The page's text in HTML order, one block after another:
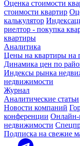
Оценка стоимости
стоимости квартир
калькулятор
риелтор - покупка
квартиры
Аналитика
Цены на квартиры на
Динамика цен по
Индексы рынка
недвижимости
Журнал
Аналитические статьи
Новости компаний
конференции Онлайн-
недвижимости
Подписка на свежие